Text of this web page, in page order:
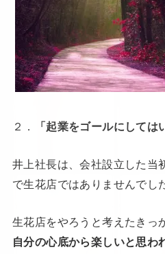
２． 「起業をゴールにしては
井上社長は、会社設立した当
で生花店ではありませんでし
生花店をやろうと考えたきっ
自分の心底から楽しいと思わ